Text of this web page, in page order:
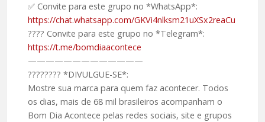
✅ Convite para este grupo no *WhatsApp*:
https://chat.whatsapp.com/GKVi4nlksm21uXSx2reaCu
???? Convite para este grupo no *Telegram*:
https://t.me/bomdiaacontece
—————————————
????️???? *DIVULGUE-SE*:
Mostre sua marca para quem faz acontecer. Todos
os dias, mais de 68 mil brasileiros acompanham o
Bom Dia Acontece pelas redes sociais, site e grupos